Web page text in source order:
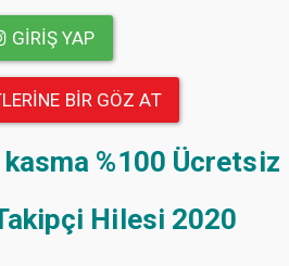
GIRIŞ YAP
BIR GÖZ AT
%100 Ücretsiz
Hilesi 2020